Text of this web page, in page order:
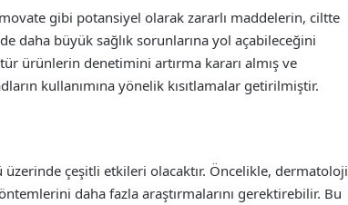
gibi potansiyel olarak zararlı maddelerin, ciltte
daha büyük sağlık sorunlarına yol açabileceğini
ürünlerin denetimini artırma kararı almış ve
kullanımına yönelik kısıtlamalar getirilmiştir.
üzerinde çeşitli etkileri olacaktır. Öncelikle, dermatoloji
daha fazla araştırmalarını gerektirebilir. Bu